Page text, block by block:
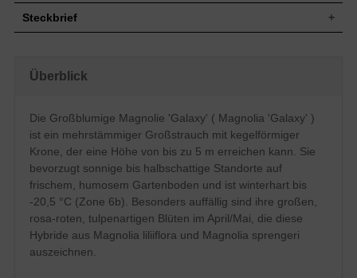
Steckbrief
Blatt
Sommergrün, verkehrt-eiförmig,
Oberseite dunkelgrün, Unterseite rötlich-
braun, bis zu 20 cm lang
Frucht
Unbedeutend
Blüte
Rosa-rot, tulpenartig, leicht duftend
Blütezeit
April / Mai
Rinde
Braun-grau
Wurzeln
Fleischig, sowohl oberflächlich als auch
tiefgehend
Überblick
Die Großblumige Magnolie 'Galaxy' ( Magnolia 'Galaxy' )
ist ein mehrstämmiger Großstrauch mit kegelförmiger
Krone, der eine Höhe von bis zu 5 m erreichen kann. Sie
bevorzugt sonnige bis halbschattige Standorte auf
frischem, humosem Gartenboden und ist winterhart bis
-20,5 °C (Zone 6b). Besonders auffällig sind ihre großen,
rosa-roten, tulpenartigen Blüten im April/Mai, die diese
Hybride aus Magnolia liliiflora und Magnolia sprengeri
auszeichnen.